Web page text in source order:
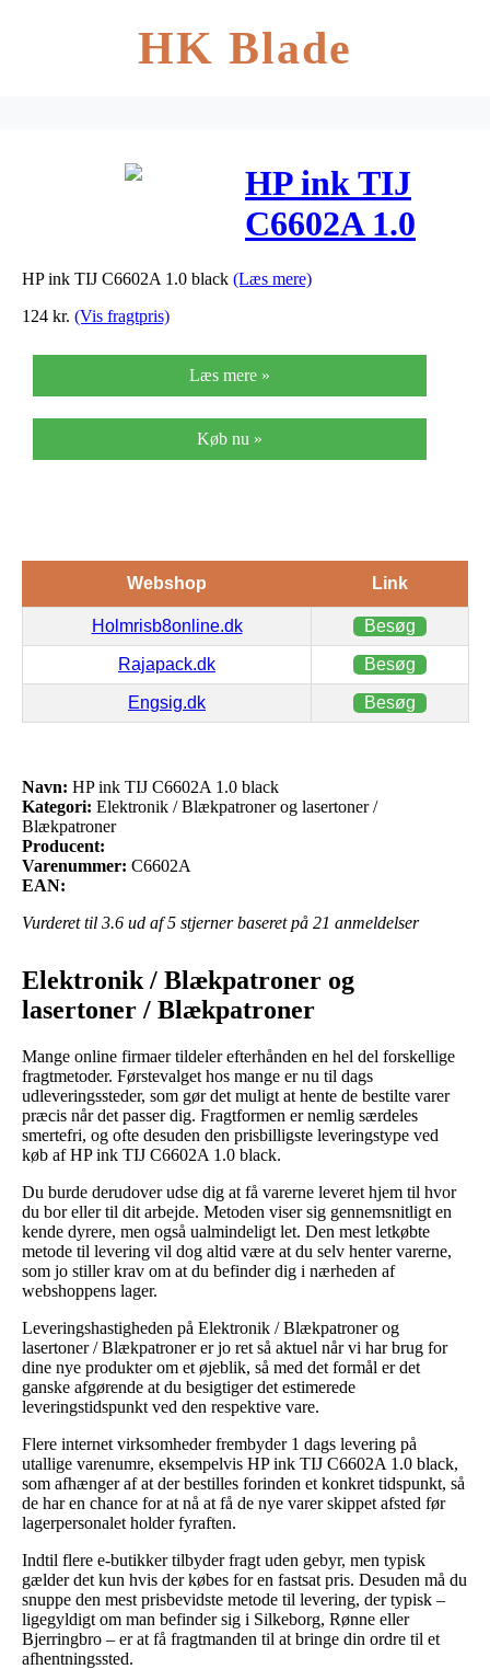
HK Blade
HP ink TIJ
C6602A 1.0
black
HP ink TIJ C6602A 1.0 black (Læs mere)
124 kr. (Vis fragtpris)
Læs mere »
Køb nu »
Webshop Link
Holmrisb8online.dk Besøg
Rajapack.dk Besøg
Engsig.dk Besøg
Navn: HP ink TIJ C6602A 1.0 black
Kategori: Elektronik / Blækpatroner og lasertoner /
Blækpatroner
Producent:
Varenummer: C6602A
EAN:
Vurderet til 3.6 ud af 5 stjerner baseret på 21 anmeldelser
Elektronik / Blækpatroner og
lasertoner / Blækpatroner
Mange online firmaer tildeler efterhånden en hel del forskellige
fragtmetoder. Førstevalget hos mange er nu til dags
udleveringssteder, som gør det muligt at hente de bestilte varer
præcis når det passer dig. Fragtformen er nemlig særdeles
smertefri, og ofte desuden den prisbilligste leveringstype ved
køb af HP ink TIJ C6602A 1.0 black.
Du burde derudover udse dig at få varerne leveret hjem til hvor
du bor eller til dit arbejde. Metoden viser sig gennemsnitligt en
kende dyrere, men også ualmindeligt let. Den mest letkøbte
metode til levering vil dog altid være at du selv henter varerne,
som jo stiller krav om at du befinder dig i nærheden af
webshoppens lager.
Leveringshastigheden på Elektronik / Blækpatroner og
lasertoner / Blækpatroner er jo ret så aktuel når vi har brug for
dine nye produkter om et øjeblik, så med det formål er det
ganske afgørende at du besigtiger det estimerede
leveringstidspunkt ved den respektive vare.
Flere internet virksomheder frembyder 1 dags levering på
utallige varenumre, eksempelvis HP ink TIJ C6602A 1.0 black,
som afhænger af at der bestilles forinden et konkret tidspunkt, så
de har en chance for at nå at få de nye varer skippet afsted før
lagerpersonalet holder fyraften.
Indtil flere e-butikker tilbyder fragt uden gebyr, men typisk
gælder det kun hvis der købes for en fastsat pris. Desuden må du
snuppe den mest prisbevidste metode til levering, der typisk –
ligegyldigt om man befinder sig i Silkeborg, Rønne eller
Bjerringbro – er at få fragtmanden til at bringe din ordre til et
afhentningssted.